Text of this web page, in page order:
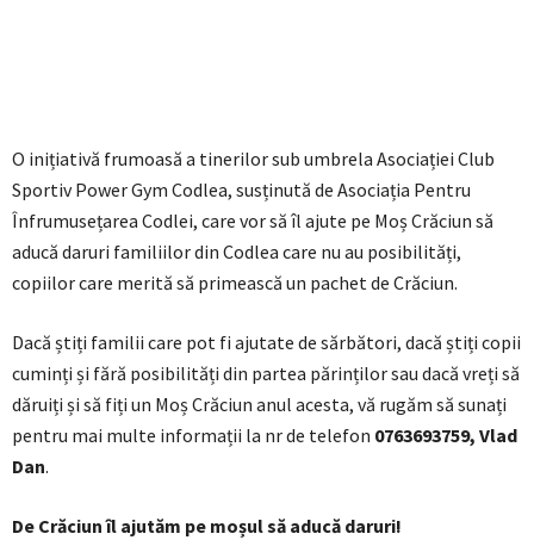
O inițiativă frumoasă a tinerilor sub umbrela Asociației Club
Sportiv Power Gym Codlea, susținută de Asociația Pentru
Înfrumusețarea Codlei, care vor să îl ajute pe Moș Crăciun să
aducă daruri familiilor din Codlea care nu au posibilități,
copiilor care merită să primească un pachet de Crăciun.
Dacă știți familii care pot fi ajutate de sărbători, dacă știți copii
cuminți și fără posibilități din partea părinților sau dacă vreți să
dăruiți și să fiți un Moș Crăciun anul acesta, vă rugăm să sunați
pentru mai multe informații la nr de telefon 0763693759, Vlad
Dan.
De Crăciun îl ajutăm pe moșul să aducă daruri!